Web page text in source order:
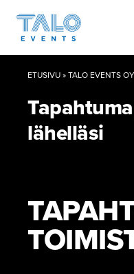
sisältöön
ETUSIVU»TALO EVENTS OY
lähelläsi